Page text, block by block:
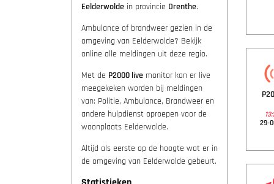
Eelderwolde in provincie Drenthe.
Ambulance of brandweer gezien in de
omgeving van Eelderwolde? Bekijk
online alle meldingen uit deze regio.
Met de P2000 live monitor kan er live
meegekeken worden bij meldingen
van: Politie, Ambulance, Brandweer en
andere hulpdienst oproepen voor de
woonplaats Eelderwolde.
Altijd als eerste op de hoogte wat er in
de omgeving van Eelderwolde gebeurt.
29-